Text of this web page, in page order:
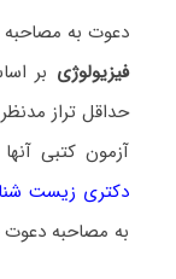
دعوت به
فیزیولوژی بر
حداقل تراز
آزمون کتبی آنها
دکتری زیست
به مصاحبه